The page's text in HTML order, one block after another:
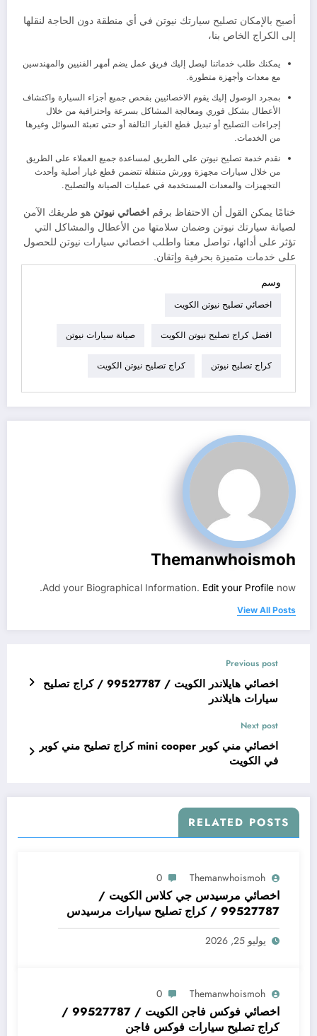
أصبح بالإمكان تصليح سيارتك نيوتن في أي منطقة دون الحاجة لنقلها
إلى الكراج الخاص بنا،
يمكنك طلب خدماتنا ليصل إليك فريق عمل يضم أمهر الفنيين والمهندسين
مع معدات وأجهزة متطورة.
بمجرد الوصول إليك يقوم الاخصائيين بفحص جميع أجزاء السيارة واكتشاف
الأعطال بشكل فوري ومعالجة المشاكل بسرعة واحترافية من خلال
إجراءات التصليح أو تبديل قطع الغيار التالفة أو حتى تعبئة السوائل وغيرها
من الخدمات.
نقدم خدمة تصليح نيوتن على الطريق لمساعدة جميع العملاء على الطريق
من خلال سيارات مجهزة وورش متنقلة تتضمن قطع غيار أصلية وأحدث
التجهيزات والمعدات المستخدمة في عمليات الصيانة والتصليح.
ختامًا يمكن القول أن الاحتفاظ برقم اخصائي نيوتن هو طريقك الآمن
لصيانة سيارتك نيوتن وضمان سلامتها من الأعطال والمشاكل التي
تؤثر على أدائها، تواصل معنا واطلب اخصائي سيارات نيوتن للحصول
على خدمات متميزة بحرفية وإتقان.
وسم
اخصائي تصليح نيوتن الكويت
افضل كراج تصليح نيوتن الكويت صيانة سيارات نيوتن
كراج تصليح نيوتن كراج تصليح نيوتن الكويت
Themanwhoismoh
Add your Biographical Information. Edit your Profile now.
View All Posts
Previous post
اخصائي هايلاندر الكويت / 99527787 / كراج تصليح
سيارات هايلاندر
Next post
اخصائي مني كوبر mini cooper كراج تصليح مني كوبر
في الكويت
RELATED POSTS
Themanwhoismoh
0
اخصائي مرسيدس جي كلاس الكويت /
99527787 / كراج تصليح سيارات مرسيدس
جي كلاس
يوليو 25, 2026
Themanwhoismoh
0
اخصائي فوكس فاجن الكويت / 99527787 /
كراج تصليح سيارات فوكس فاجن